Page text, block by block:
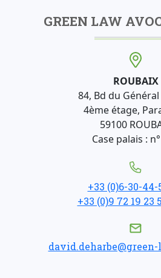
GREEN LAW
ROUBAIX
84, Bd du
4ème étage,
59100
Case palais :
+33 (0)6-30-44-
+33 (0)9 72 19 23